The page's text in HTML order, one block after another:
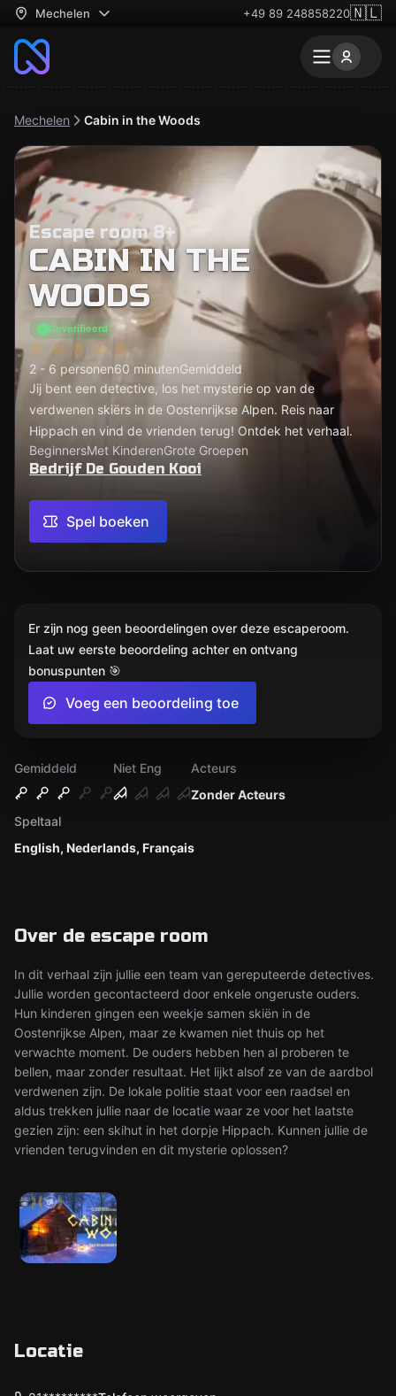
Mechelen +49 89 248858220🇳🇱
Mechelen Cabin in the Woods
Escape room 8+
CABIN IN THE
WOODS
Geverifieerd
2 - 6 personen60 minutenGemiddeld
Jij bent een detective, los het mysterie op van de
verdwenen skiërs in de Oostenrijkse Alpen. Reis naar
Hippach en vind de vrienden terug! Ontdek het verhaal.
BeginnersMet KinderenGrote Groepen
Bedrijf De Gouden Kooi
Spel boeken
Gemiddeld
Niet Eng
Zonder Acteurs
Acteurs
English, Nederlands, Français
Speltaal
Over de escape room
In dit verhaal zijn jullie een team van gereputeerde detectives.
Jullie worden gecontacteerd door enkele ongeruste ouders.
Hun kinderen gingen een weekje samen skiën in de
Oostenrijkse Alpen, maar ze kwamen niet thuis op het
verwachte moment. De ouders hebben hen al proberen te
bellen, maar zonder resultaat. Het lijkt alsof ze van de aardbol
verdwenen zijn. De lokale politie staat voor een raadsel en
aldus trekken jullie naar de locatie waar ze voor het laatste
gezien zijn: een skihut in het dorpje Hippach. Kunnen jullie de
vrienden terugvinden en dit mysterie oplossen?
Er zijn nog geen beoordelingen over deze escaperoom.
Laat uw eerste beoordeling achter en ontvang
bonuspunten 🎯
Voeg een beoordeling toe
Locatie